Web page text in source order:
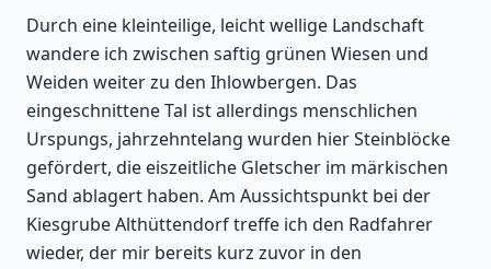
Durch eine kleinteilige, leicht wellige Landschaft
wandere ich zwischen saftig grünen Wiesen und
Weiden weiter zu den Ihlowbergen. Das
eingeschnittene Tal ist allerdings menschlichen
Urspungs, jahrzehntelang wurden hier Steinblöcke
gefördert, die eiszeitliche Gletscher im märkischen
Sand ablagert haben. Am Aussichtspunkt bei der
Kiesgrube Althüttendorf treffe ich den Radfahrer
wieder, der mir bereits kurz zuvor in den